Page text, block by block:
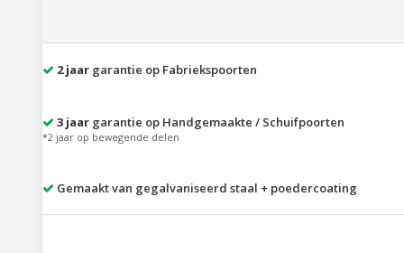
2 jaar garantie op Fabriekspoorten
3 jaar garantie op Handgemaakte / Schuifpoorten
*2 jaar op bewegende delen
Gemaakt van gegalvaniseerd staal + poedercoating